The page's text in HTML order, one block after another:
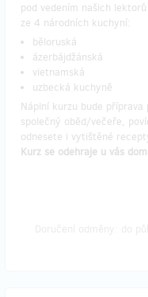
pod vedením našich
ze 4 národních kuchyní:
běloruská
ázerbájdžánská
vietnamská
uzbecká kuchyně
Náplní kurzu bude
společný oběd/večeře,
odnesete i vytištěné
Kurz se odehraje u vás